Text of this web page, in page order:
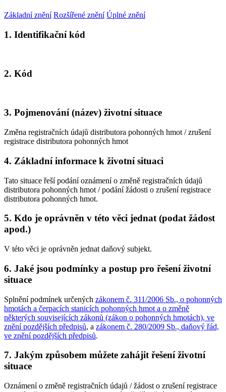
Základní znění Rozšířené znění Úplné znění
1. Identifikační kód
2. Kód
3. Pojmenování (název) životní situace
Změna registračních údajů distributora pohonných hmot / zrušení
registrace distributora pohonných hmot
4. Základní informace k životní situaci
Tato situace řeší podání oznámení o změně registračních údajů
distributora pohonných hmot / podání žádosti o zrušení registrace
distributora pohonných hmot.
5. Kdo je oprávněn v této věci jednat (podat žádost
apod.)
V této věci je oprávněn jednat daňový subjekt.
6. Jaké jsou podmínky a postup pro řešení životní
situace
Splnění podmínek určených zákonem č. 311/2006 Sb., o pohonných
hmotách a čerpacích stanicích pohonných hmot a o změně
některých souvisejících zákonů (zákon o pohonných hmotách), ve
znění pozdějších předpisů, a zákonem č. 280/2009 Sb., daňový řád,
ve znění pozdějších předpisů.
7. Jakým způsobem můžete zahájit řešení životní
situace
Oznámení o změně registračních údajů / žádost o zrušení registrace